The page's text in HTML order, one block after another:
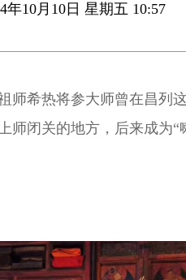
年10月10日 星期五 10:57
师希热将参大师曾在昌列
师闭关的地方，后来成为“